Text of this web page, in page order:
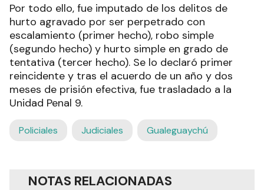
Por todo ello, fue imputado de los delitos de
hurto agravado por ser perpetrado con
escalamiento (primer hecho), robo simple
(segundo hecho) y hurto simple en grado de
tentativa (tercer hecho). Se lo declaró primer
reincidente y tras el acuerdo de un año y dos
meses de prisión efectiva, fue trasladado a la
Unidad Penal 9.
Policiales Judiciales Gualeguaychú
NOTAS RELACIONADAS